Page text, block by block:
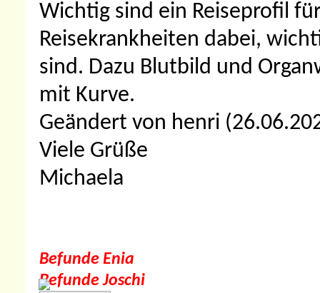
Wichtig sind ein Reiseprofil
Reisekrankheiten dabei,
sind. Dazu Blutbild und
mit Kurve.
Geändert von henri
Viele Grüße
Michaela
Befunde Enia
Befunde Joschi